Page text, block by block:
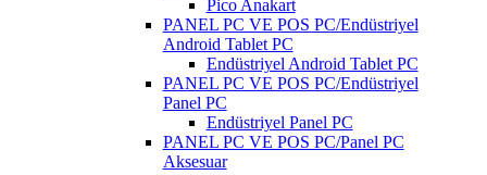
Pico Anakart
PANEL PC VE POS PC/Endüstriyel
Android Tablet PC
Endüstriyel Android Tablet PC
PANEL PC VE POS PC/Endüstriyel
Panel PC
Endüstriyel Panel PC
PANEL PC VE POS PC/Panel PC
Aksesuar